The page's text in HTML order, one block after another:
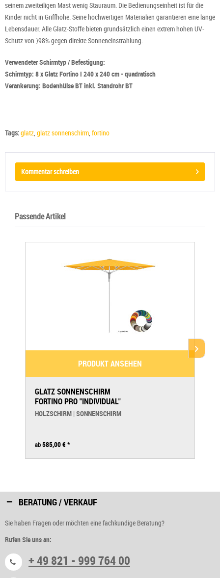
seinem zweiteiligen Mast wenig Stauraum. Die Bedienungseinheit ist für die
Kinder nicht in Griffhöhe. Seine hochwertigen Materialien garantieren eine lange
Lebensdauer. Alle Glatz-Stoffe bieten grundsätzlich einen extrem hohen UV-
Schutz von ⟩98% gegen direkte Sonneneinstrahlung.
Verwendeter Schirmtyp / Befestigung:
Schirmtyp: 8 x Glatz Fortino I 240 x 240 cm - quadratisch
Verankerung: Bodenhülse BT inkl. Standrohr BT
Tags:glatz, glatz sonnenschirm, fortino
Kommentar schreiben
Passende Artikel
PRODUKT ANSEHEN
GLATZ SONNENSCHIRM
FORTINO PRO "INDIVIDUAL"
HOLZSCHIRM | SONNENSCHIRM
ab585,00 € *
BERATUNG / VERKAUF
Sie haben Fragen oder möchten eine fachkundige Beratung?
Rufen Sie uns an:
+ 49 821 - 999 764 00